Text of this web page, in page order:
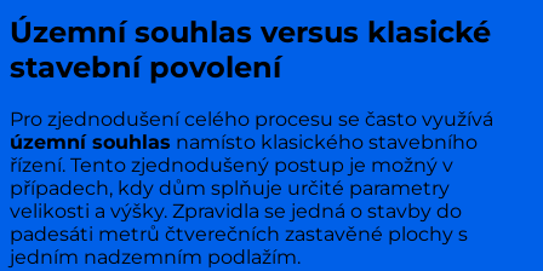
Územní souhlas versus klasické
stavební povolení
Pro zjednodušení celého procesu se často využívá
územní souhlas namísto klasického stavebního
řízení. Tento zjednodušený postup je možný v
případech, kdy dům splňuje určité parametry
velikosti a výšky. Zpravidla se jedná o stavby do
padesáti metrů čtverečních zastavěné plochy s
jedním nadzemním podlažím.